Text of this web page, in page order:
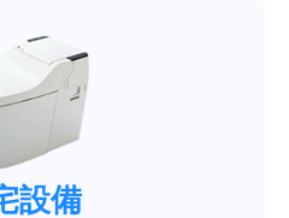
設備